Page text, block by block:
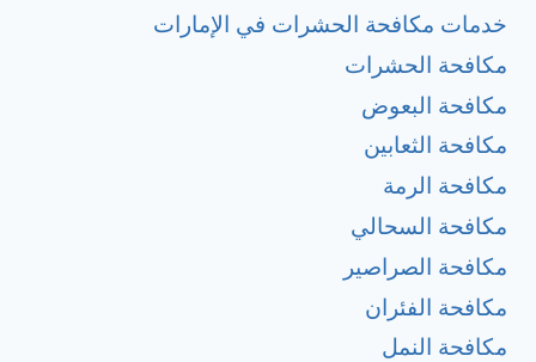
خدمات مكافحة الحشرات في الإمارات
مكافحة الحشرات
مكافحة البعوض
مكافحة الثعابين
مكافحة الرمة
مكافحة السحالي
مكافحة الصراصير
مكافحة الفئران
مكافحة النمل